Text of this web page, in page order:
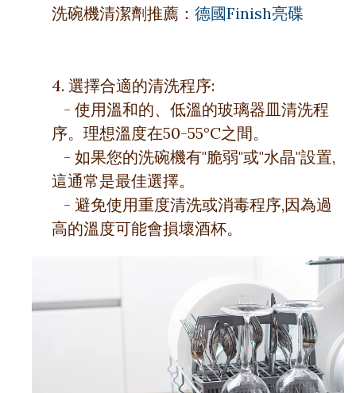
洗碗機清潔劑推薦： 德國Finish亮碟
4. 選擇合適的清洗程序:
- 使用溫和的、低溫的玻璃器皿清洗程
序。理想溫度在50-55°C之間。
- 如果您的洗碗機有"脆弱"或"水晶"設置,
這通常是最佳選擇。
- 避免使用重度清洗或消毒程序,因為過
高的溫度可能會損壞酒杯。